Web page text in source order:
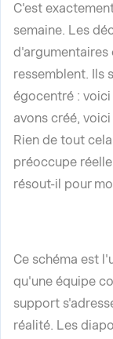
C'est
semaine. Les
d'argumentaires
ressemblent. Ils
égocentré :
avons créé,
Rien de tout
préoccupe
résout-il pour
Ce schéma est
qu'une équipe
support
réalité. Les